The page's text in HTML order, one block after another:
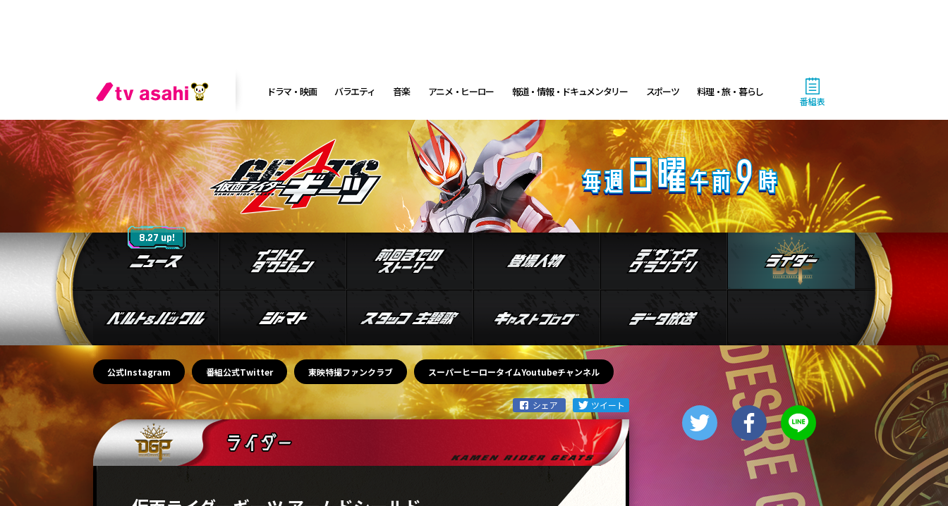
ドラマ・映画 バラエティ 音楽 アニメ・ヒーロー 報道・情報・ドキュメンタリー スポーツ 料理・旅・暮らし
番組表
ニュース
8.27 up! イントロダクション 前回までのストーリー登場人物 デザイアグランプリ ライダー
ベルト&バックル ジャマト スタッフ・主題歌 キャストブログ データ放送
公式Instagram 番組公式Twitter 東映特撮ファンクラブ スーパーヒーロータイムYoutubeチャンネル
午後 5:00
ドラえもん 【ウラメシズキ
ン】ほか
午後 5:30
ANNスーパーJチャンネル
よる
人生の楽園 夏の1時間!ふるさ
と大好きスペシャル
よる
サンド&芦田愛菜の博士ちゃ
ん 伊藤沙莉が初参戦!!目利き
三択バトルSP
よる 8:00
池上彰のニュースそうだったの
か!! 池上流映像ショーSP